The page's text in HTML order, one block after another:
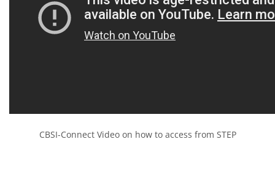
CBSI-Connect Video on how to access from STEP